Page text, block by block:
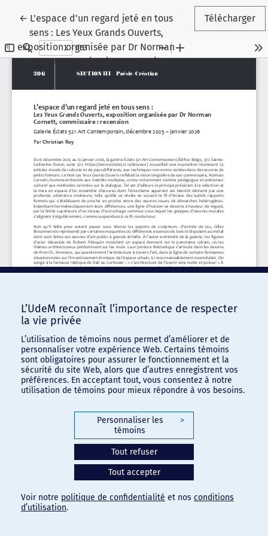
← Retourner aux renseignements sur l'article
L’espace d’un regard jeté en tous
sens : Les Yeux Grands Ouverts,
exposition organisée par Dr Norman
Cornett, commissaire : recension
Télécharger
L’UdeM reconnaît l’importance de respecter
la vie privée
L’utilisation de témoins nous permet d’améliorer et de
personnaliser votre expérience Web. Certains témoins
sont obligatoires pour assurer le fonctionnement et la
sécurité du site Web, alors que d’autres enregistrent vos
préférences. En acceptant tout, vous consentez à notre
utilisation de témoins pour mieux répondre à vos besoins.
Personnaliser les
témoins
>
Tout refuser
Tout accepter
Voir notre politique de confidentialité et nos conditions
d’utilisation.